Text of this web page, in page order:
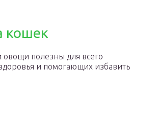
кошек
полезны для всего
и помогающих избавить